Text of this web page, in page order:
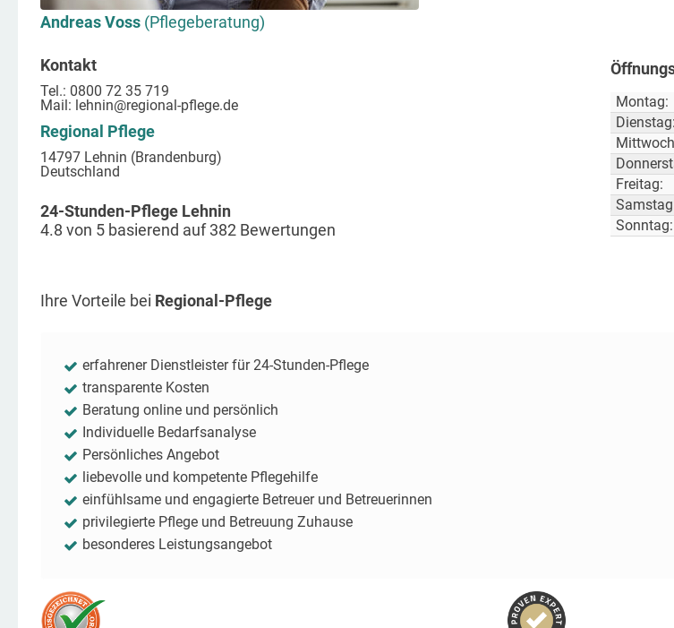
Andreas Voss (Pflegeberatung)
Kontakt
Tel.: 0800 72 35 719
Mail: lehnin@regional-pflege.de
Regional Pflege
14797 Lehnin (Brandenburg)
Deutschland
24-Stunden-Pflege Lehnin
4.8 von 5 basierend auf382 Bewertungen
Montag:
Dienstag:
Freitag:
Sonntag:
Ihre Vorteile bei Regional-Pflege
erfahrener Dienstleister für 24-Stunden-Pflege
transparente Kosten
Beratung online und persönlich
Individuelle Bedarfsanalyse
Persönliches Angebot
liebevolle und kompetente Pflegehilfe
einfühlsame und engagierte Betreuer und Betreuerinnen
privilegierte Pflege und Betreuung Zuhause
besonderes Leistungsangebot